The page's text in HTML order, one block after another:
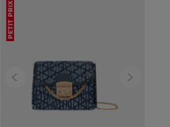
PETIT PRIX
Previous Next